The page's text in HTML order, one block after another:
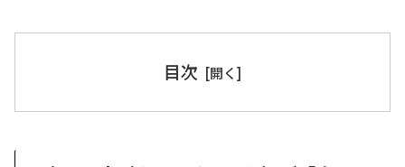
目次